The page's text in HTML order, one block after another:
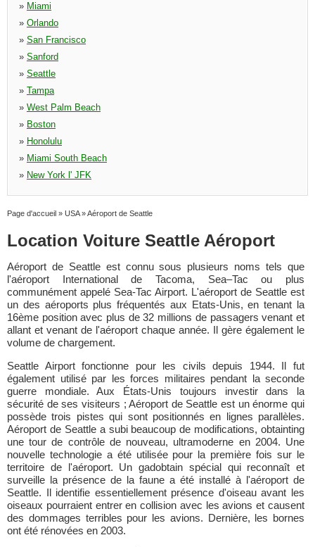
» Miami
» Orlando
» San Francisco
» Sanford
» Seattle
» Tampa
» West Palm Beach
» Boston
» Honolulu
» Miami South Beach
» New York l' JFK
Page d'accueil » USA»Aéroport de Seattle
Location Voiture Seattle Aéroport
Aéroport de Seattle est connu sous plusieurs noms tels que
l'aéroport International de Tacoma, Sea–Tac ou plus
communément appelé Sea-Tac Airport. L'aéroport de Seattle est
un des aéroports plus fréquentés aux Etats-Unis, en tenant la
16ème position avec plus de 32 millions de passagers venant et
allant et venant de l'aéroport chaque année. Il gère également le
volume de chargement.
Seattle Airport fonctionne pour les civils depuis 1944. Il fut
également utilisé par les forces militaires pendant la seconde
guerre mondiale. Aux États-Unis toujours investir dans la
sécurité de ses visiteurs ; Aéroport de Seattle est un énorme qui
possède trois pistes qui sont positionnés en lignes parallèles.
Aéroport de Seattle a subi beaucoup de modifications, obtainting
une tour de contrôle de nouveau, ultramoderne en 2004. Une
nouvelle technologie a été utilisée pour la première fois sur le
territoire de l'aéroport. Un gadobtain spécial qui reconnaît et
surveille la présence de la faune a été installé à l'aéroport de
Seattle. Il identifie essentiellement présence d'oiseau avant les
oiseaux pourraient entrer en collision avec les avions et causent
des dommages terribles pour les avions. Dernière, les bornes
ont été rénovées en 2003.